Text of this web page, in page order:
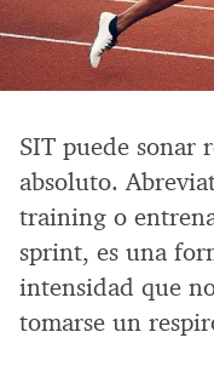
SIT puede sonar
absoluto.
training o
sprint, es una
intensidad que
tomarse un